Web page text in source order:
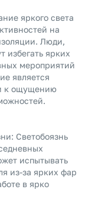
яркого света
на
Люди,
избегать ярких
мероприятий
является
к ощущению
Светобоязнь
испытывать
из-за ярких фар
в ярко